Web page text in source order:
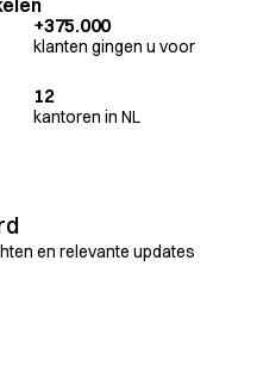
+375.000
klanten gingen u voor
12
kantoren in NL
en relevante updates